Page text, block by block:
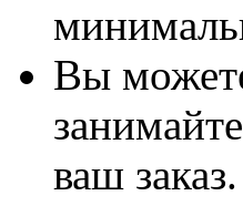
Вы
ваш заказ.